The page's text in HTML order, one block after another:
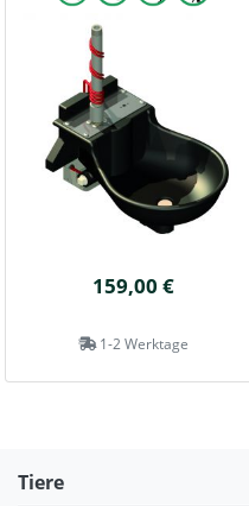
159,00 €
1-2 Werktage
Tiere